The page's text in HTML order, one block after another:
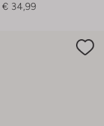
€ 34,99